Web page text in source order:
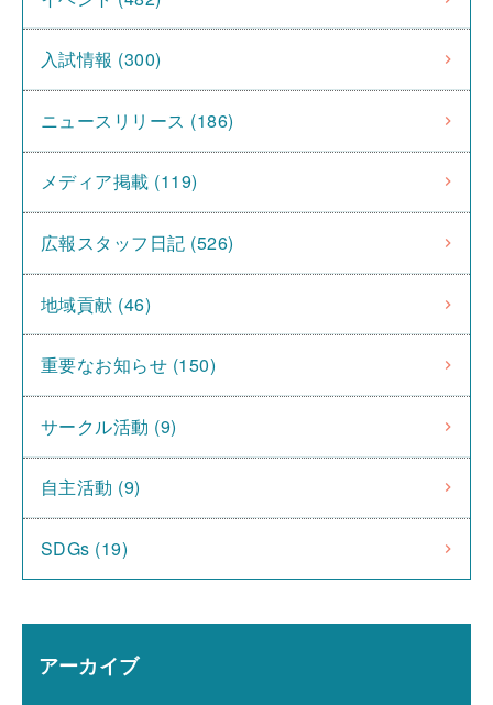
入試情報 (300)
ニュースリリース (186)
メディア掲載 (119)
広報スタッフ日記 (526)
地域貢献 (46)
重要なお知らせ (150)
サークル活動 (9)
自主活動 (9)
SDGs (19)
アーカイブ